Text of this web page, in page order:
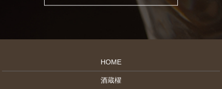
HOME
酒蔵櫂